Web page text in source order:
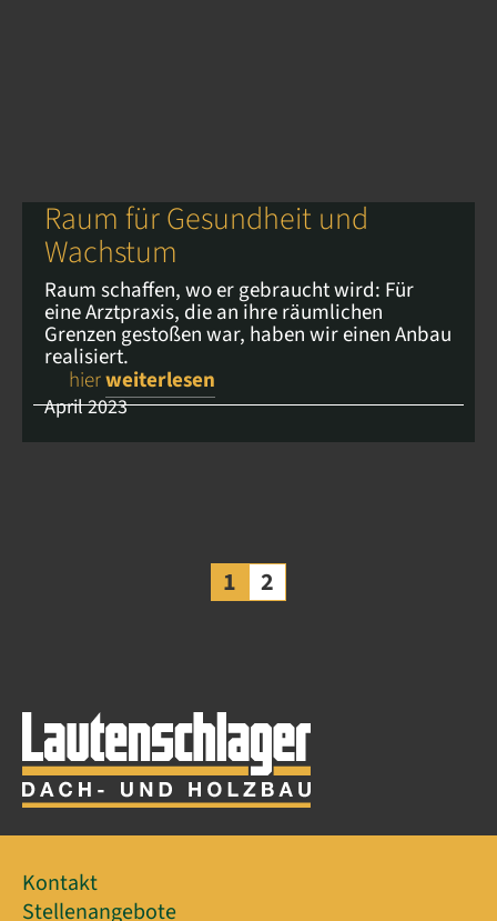
Raum für Gesundheit und
Wachstum
Raum schaffen, wo er gebraucht wird: Für
eine Arztpraxis, die an ihre räumlichen
Grenzen gestoßen war, haben wir einen Anbau
realisiert.
hierweiterlesen
April 2023
1 2
Kontakt
Stellenangebote